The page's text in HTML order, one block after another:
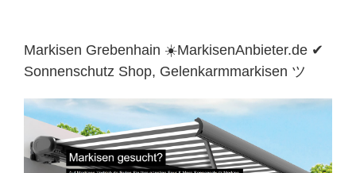
Markisen Grebenhain ☀️MarkisenAnbieter.de ✔
Sonnenschutz Shop, Gelenkarmmarkisen ツ